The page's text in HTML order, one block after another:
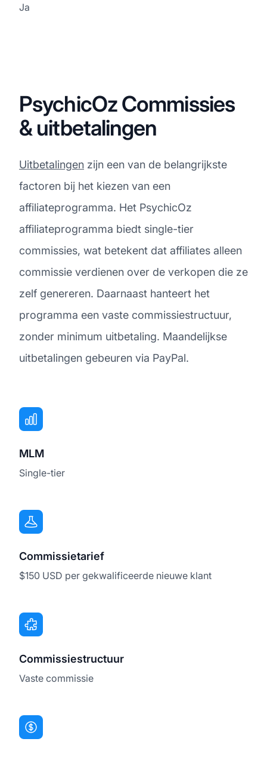
Ja
PsychicOz Commissies
& uitbetalingen
Uitbetalingen zijn een van de belangrijkste
factoren bij het kiezen van een
affiliateprogramma. Het PsychicOz
affiliateprogramma biedt single-tier
commissies, wat betekent dat affiliates alleen
commissie verdienen over de verkopen die ze
zelf genereren. Daarnaast hanteert het
programma een vaste commissiestructuur,
zonder minimum uitbetaling. Maandelijkse
uitbetalingen gebeuren via PayPal.
MLM
Single-tier
Commissietarief
$150 USD per gekwalificeerde nieuwe klant
Commissiestructuur
Vaste commissie